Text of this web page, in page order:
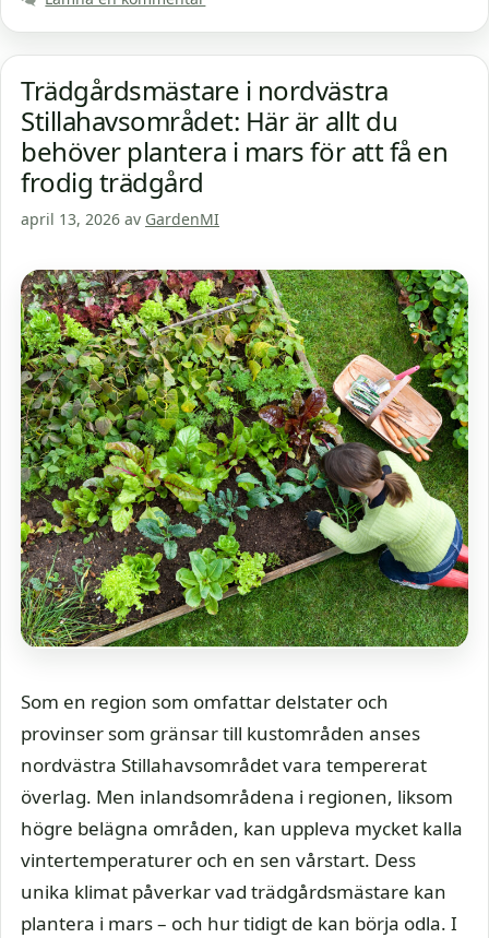
Trädgårdsmästare i nordvästra
Stillahavsområdet: Här är allt du
behöver plantera i mars för att få en
frodig trädgård
april 13, 2026 av GardenMI
Som en region som omfattar delstater och
provinser som gränsar till kustområden anses
nordvästra Stillahavsområdet vara tempererat
överlag. Men inlandsområdena i regionen, liksom
högre belägna områden, kan uppleva mycket kalla
vintertemperaturer och en sen vårstart. Dess
unika klimat påverkar vad trädgårdsmästare kan
plantera i mars – och hur tidigt de kan börja odla. I